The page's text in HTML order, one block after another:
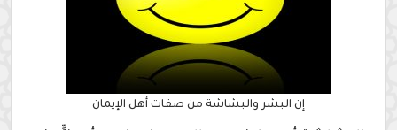
إن البشر والبشاشة من صفات أهل الإيمان